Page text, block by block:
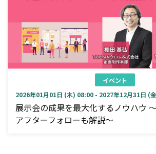
イベント
2026年01月01日 (木) 08:00 - 2027年12月31日 (
展示会の成果を最大化するノウハウ
アフターフォローも解説～